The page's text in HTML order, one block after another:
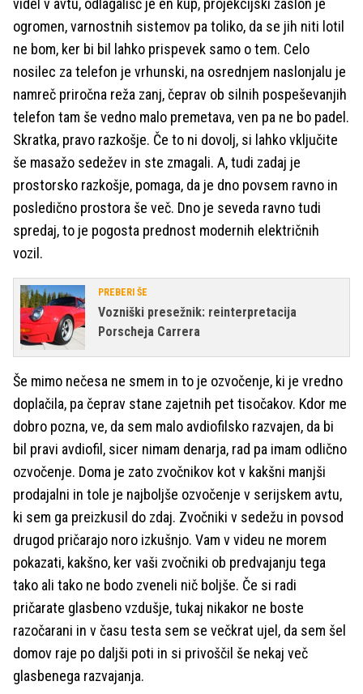
videl v avtu, odlagališč je en kup, projekcijski zaslon je
ogromen, varnostnih sistemov pa toliko, da se jih niti lotil
ne bom, ker bi bil lahko prispevek samo o tem. Celo
nosilec za telefon je vrhunski, na osrednjem naslonjalu je
namreč priročna reža zanj, čeprav ob silnih pospeševanjih
telefon tam še vedno malo premetava, ven pa ne bo padel.
Skratka, pravo razkošje. Če to ni dovolj, si lahko vključite
še masažo sedežev in ste zmagali. A, tudi zadaj je
prostorsko razkošje, pomaga, da je dno povsem ravno in
posledično prostora še več. Dno je seveda ravno tudi
spredaj, to je pogosta prednost modernih električnih
vozil.
PREBERI ŠE
Vozniški presežnik: reinterpretacija
Porscheja Carrera
Še mimo nečesa ne smem in to je ozvočenje, ki je vredno
doplačila, pa čeprav stane zajetnih pet tisočakov. Kdor me
dobro pozna, ve, da sem malo avdiofilsko razvajen, da bi
bil pravi avdiofil, sicer nimam denarja, rad pa imam odlično
ozvočenje. Doma je zato zvočnikov kot v kakšni manjši
prodajalni in tole je najboljše ozvočenje v serijskem avtu,
ki sem ga preizkusil do zdaj. Zvočniki v sedežu in povsod
drugod pričarajo noro izkušnjo. Vam v videu ne morem
pokazati, kakšno, ker vaši zvočniki ob predvajanju tega
tako ali tako ne bodo zveneli nič boljše. Če si radi
pričarate glasbeno vzdušje, tukaj nikakor ne boste
razočarani in v času testa sem se večkrat ujel, da sem šel
domov raje po daljši poti in si privoščil še nekaj več
glasbenega razvajanja.